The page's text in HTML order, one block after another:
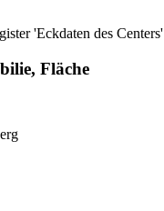
'Eckdaten des Centers'
Fläche